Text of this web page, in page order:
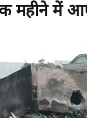
महीने में